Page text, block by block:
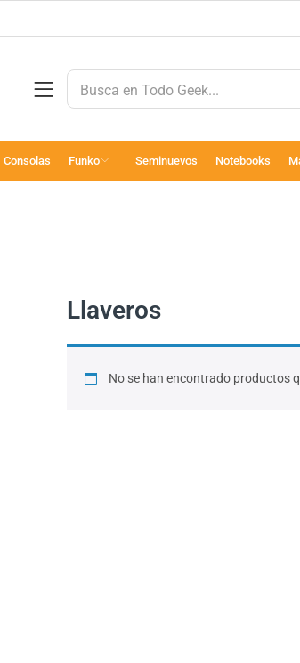
Consolas Funko Seminuevos Notebooks
Llaveros
No se han encontrado productos